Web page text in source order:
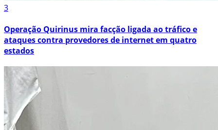
3
Operação Quirinus mira facção ligada ao tráfico e
ataques contra provedores de internet em quatro
estados